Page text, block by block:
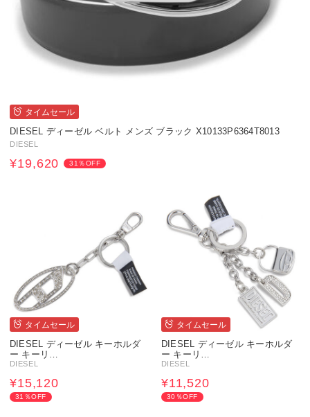
タイムセール
DIESEL ディーゼル ベルト メンズ ブラック X10133P6364T8013
DIESEL
¥19,620 31％OFF
タイムセール
DIESEL ディーゼル キーホルダ
ー キーリ…
DIESEL
¥15,120
31％OFF
タイムセール
DIESEL ディーゼル キーホルダ
ー キーリ…
DIESEL
¥11,520
30％OFF